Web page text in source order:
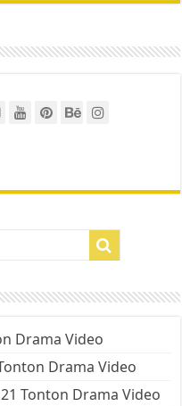
Drama Video
Drama Video
Tonton Drama Video